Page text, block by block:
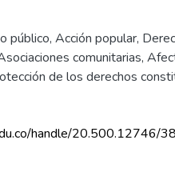
público, Acción popular,
comunitarias,
de los derechos
handle/20.500.12746/